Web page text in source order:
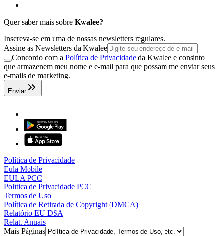
Quer saber mais sobre Kwalee?
Inscreva-se em uma de nossas newsletters regulares.
Assine as Newsletters da Kwalee
Concordo com a Política de Privacidade da Kwalee e consinto
que armazenem meu nome e e-mail para que possam me enviar seus
e-mails de marketing.
Enviar
Política de Privacidade
Eula Mobile
EULA PCC
Política de Privacidade PCC
Termos de Uso
Política de Retirada de Copyright (DMCA)
Relatório EU DSA
Relat. Anuais
Mais Páginas